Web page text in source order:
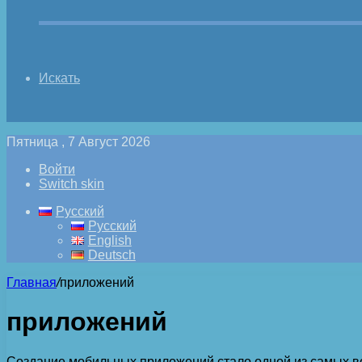
Искать
Пятница , 7 Август 2026
Войти
Switch skin
Русский
Русский
English
Deutsch
Главная/приложений
приложений